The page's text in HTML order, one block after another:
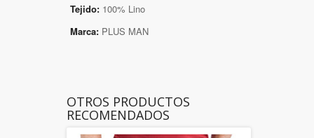
Tejido: 100% Lino
Marca: PLUS MAN
OTROS PRODUCTOS
RECOMENDADOS